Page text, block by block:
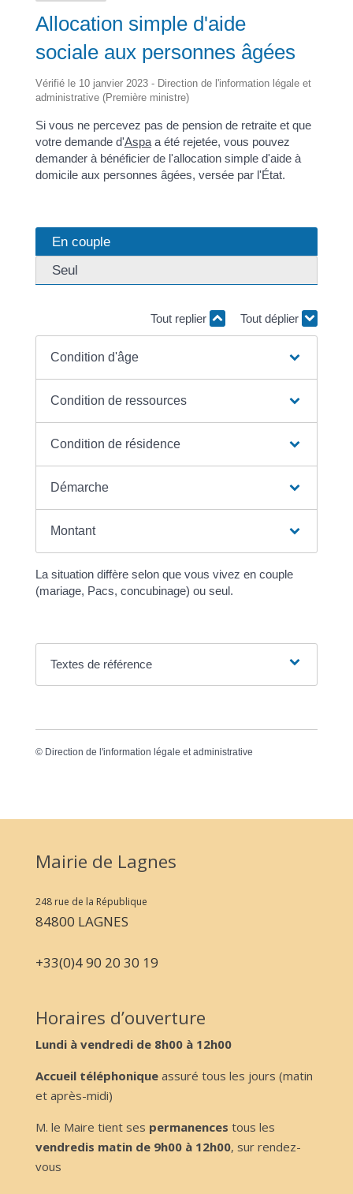
Allocation simple d'aide
sociale aux personnes âgées
Vérifié le 10 janvier 2023 - Direction de l'information légale et
administrative (Première ministre)
Si vous ne percevez pas de pension de retraite et que
votre demande d'Aspaa été rejetée, vous pouvez
demander à bénéficier de l'allocation simple d'aide à
domicile aux personnes âgées, versée par l'État.
En couple
Seul
Tout replier Tout déplier
Condition d'âge
Condition de ressources
Condition de résidence
Démarche
Montant
La situation diffère selon que vous vivez en couple
(mariage, Pacs, concubinage) ou seul.
Textes de référence
© Direction de l'information légale et administrative
Mairie de Lagnes
248 rue de la République
84800 LAGNES
+33(0)4 90 20 30 19
Horaires d’ouverture
Lundi à vendredi de 8h00 à 12h00
Accueil téléphoniqueassuré tous les jours (matin
et après-midi)
M. le Maire tient ses permanences tous les
vendredis matin de 9h00 à 12h00, sur rendez-
vous